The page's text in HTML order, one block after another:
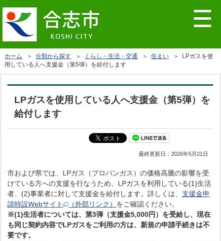
ホーム ＞分類から探す ＞ くらし・生活・交通 ＞住まい ＞ LPガスを使
用している人へ支援金（第5弾）を給付します
LPガスを使用している人へ支援金（第5弾）を
給付します
最終更新日：2026年5月21日
市および県では、LPガス（プロパンガス）の価格高騰の影響を受
けている方への支援を行なうため、LPガスを利用している(1)生活
者、(2)事業者に対して支援金を給付します。詳しくは、支援金申
請特設Webサイト
（外部リンク） をご確認ください。
※(1)生活者については、第3弾（支援金5,000円）を受給し、現在
も同じ契約内容でLPガスをご利用の方は、新規の申請手続きは不
要です。